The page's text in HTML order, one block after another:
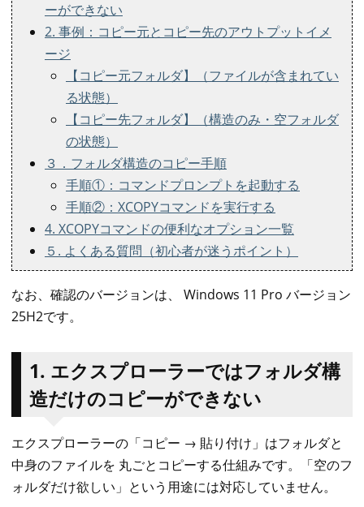
ーができない
2. 事例：コピー元とコピー先のアウトプットイメ
ージ
【コピー元フォルダ】（ファイルが含まれてい
る状態）
【コピー先フォルダ】（構造のみ・空フォルダ
の状態）
３．フォルダ構造のコピー手順
手順①：コマンドプロンプトを起動する
手順②：XCOPYコマンドを実行する
4. XCOPYコマンドの便利なオプション一覧
５. よくある質問（初心者が迷うポイント）
なお、確認のバージョンは、 Windows 11 Pro バージョン
25H2です。
1. エクスプローラーではフォルダ構
造だけのコピーができない
エクスプローラーの「コピー → 貼り付け」はフォルダと
中身のファイルを 丸ごとコピーする仕組みです。「空のフ
ォルダだけ欲しい」という用途には対応していません。